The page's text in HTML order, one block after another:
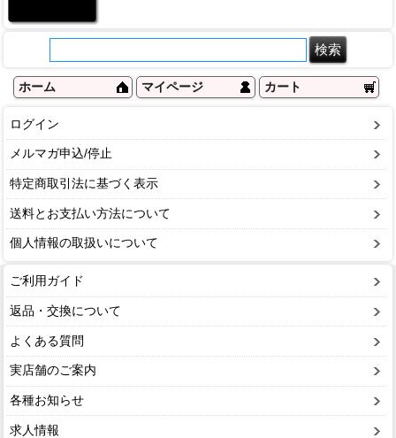
ホーム マイページ カート
ログイン
メルマガ申込/停止
特定商取引法に基づく表示
送料とお支払い方法について
個人情報の取扱いについて
ご利用ガイド
返品・交換について
よくある質問
実店舗のご案内
各種お知らせ
求人情報